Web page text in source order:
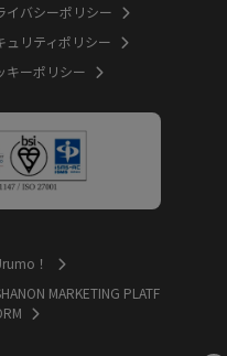
イバシーポリシー
ュリティポリシー
キーポリシー
！
MARKETING PLATF